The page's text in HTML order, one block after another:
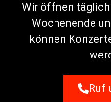
Wir öffnen täglich
Wochenende
können
Ruf